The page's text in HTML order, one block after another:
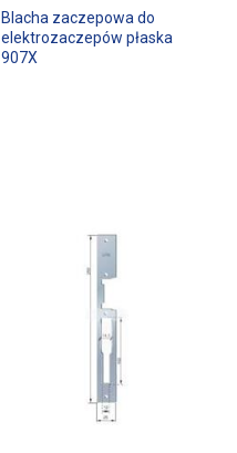
Blacha zaczepowa do
elektrozaczepów płaska
907X